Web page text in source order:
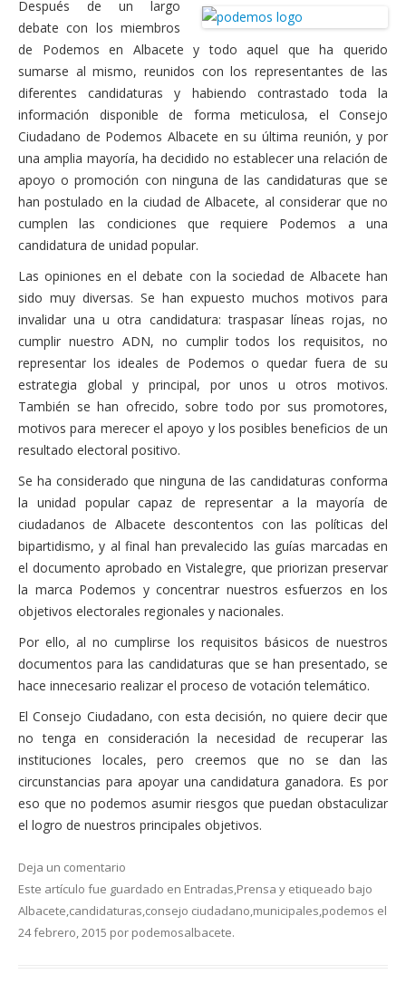
Después de un largo
debate con los miembros
de Podemos en Albacete y todo aquel que ha querido
sumarse al mismo, reunidos con los representantes de las
diferentes candidaturas y habiendo contrastado toda la
información disponible de forma meticulosa, el Consejo
Ciudadano de Podemos Albacete en su última reunión, y por
una amplia mayoría, ha decidido no establecer una relación de
apoyo o promoción con ninguna de las candidaturas que se
han postulado en la ciudad de Albacete, al considerar que no
cumplen las condiciones que requiere Podemos a una
candidatura de unidad popular.
Las opiniones en el debate con la sociedad de Albacete han
sido muy diversas. Se han expuesto muchos motivos para
invalidar una u otra candidatura: traspasar líneas rojas, no
cumplir nuestro ADN, no cumplir todos los requisitos, no
representar los ideales de Podemos o quedar fuera de su
estrategia global y principal, por unos u otros motivos.
También se han ofrecido, sobre todo por sus promotores,
motivos para merecer el apoyo y los posibles beneficios de un
resultado electoral positivo.
Se ha considerado que ninguna de las candidaturas conforma
la unidad popular capaz de representar a la mayoría de
ciudadanos de Albacete descontentos con las políticas del
bipartidismo, y al final han prevalecido las guías marcadas en
el documento aprobado en Vistalegre, que priorizan preservar
la marca Podemos y concentrar nuestros esfuerzos en los
objetivos electorales regionales y nacionales.
Por ello, al no cumplirse los requisitos básicos de nuestros
documentos para las candidaturas que se han presentado, se
hace innecesario realizar el proceso de votación telemático.
El Consejo Ciudadano, con esta decisión, no quiere decir que
no tenga en consideración la necesidad de recuperar las
instituciones locales, pero creemos que no se dan las
circunstancias para apoyar una candidatura ganadora. Es por
eso que no podemos asumir riesgos que puedan obstaculizar
el logro de nuestros principales objetivos.
Deja un comentario
Este artículo fue guardado en Entradas,Prensa y etiqueado bajo
Albacete,candidaturas,consejo ciudadano,municipales,podemos el
24 febrero, 2015 por podemosalbacete.